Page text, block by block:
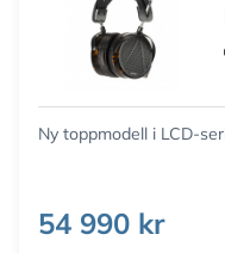
Ny toppmodell i LCD-
54 990 kr